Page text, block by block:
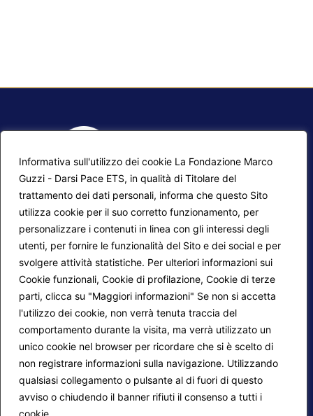
Informativa sull'utilizzo dei cookie La Fondazione Marco
Guzzi - Darsi Pace ETS, in qualità di Titolare del
trattamento dei dati personali, informa che questo Sito
utilizza cookie per il suo corretto funzionamento, per
personalizzare i contenuti in linea con gli interessi degli
utenti, per fornire le funzionalità del Sito e dei social e per
svolgere attività statistiche. Per ulteriori informazioni sui
Cookie funzionali, Cookie di profilazione, Cookie di terze
parti, clicca su "Maggiori informazioni" Se non si accetta
l'utilizzo dei cookie, non verrà tenuta traccia del
comportamento durante la visita, ma verrà utilizzato un
unico cookie nel browser per ricordare che si è scelto di
non registrare informazioni sulla navigazione. Utilizzando
qualsiasi collegamento o pulsante al di fuori di questo
avviso o chiudendo il banner rifiuti il consenso a tutti i
cookie.
Mappa del sito
Progetti Darsi Pace
Login redattori
Calendario corsi
Privacy Policy
Cookie Policy
Seguici su: